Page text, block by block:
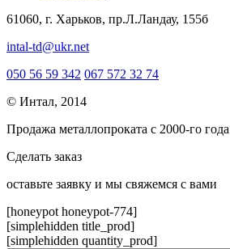
61060, г. Харьков, пр.Л.Ландау, 155б
intal-td@ukr.net
050 56 59 342 067 572 32 74
© Интал, 2014
Продажа металлопроката с 2000-го года
Сделать заказ
оcтавьте заявку и мы свяжемся с вами
[honeypot honeypot-774]
[simplehidden title_prod]
[simplehidden quantity_prod]